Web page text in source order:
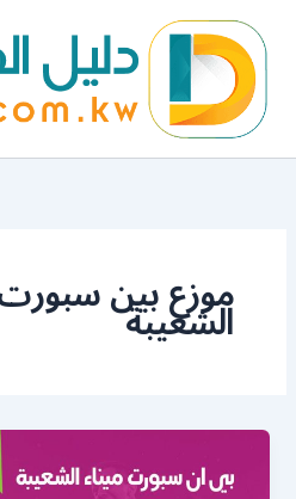
المحتوى
موزع بين
الشعيبة